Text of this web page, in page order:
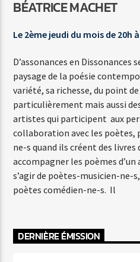
Agora Menton/Monaco
BÉATRICE MACHET
Le 2ème jeudi du mois de 20h
D’assonances en Dissonances
paysage de la poésie
variété, sa richesse, du point
particulièrement mais aussi
artistes qui participent aux
collaboration avec les poètes,
ne-s quand ils créent des livres
accompagner les poèmes
s’agir de poètes-musicien-ne-
poètes comédien-ne-s. Il
DERNIÈRE ÉMISSION